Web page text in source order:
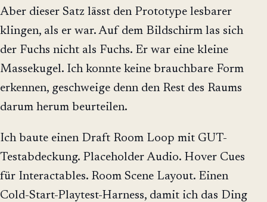
Aber dieser Satz lässt den Prototype lesbarer
klingen, als er war. Auf dem Bildschirm las sich
der Fuchs nicht als Fuchs. Er war eine kleine
Massekugel. Ich konnte keine brauchbare Form
erkennen, geschweige denn den Rest des Raums
darum herum beurteilen.
Ich baute einen Draft Room Loop mit GUT-
Testabdeckung. Placeholder Audio. Hover Cues
für Interactables. Room Scene Layout. Einen
Cold-Start-Playtest-Harness, damit ich das Ding